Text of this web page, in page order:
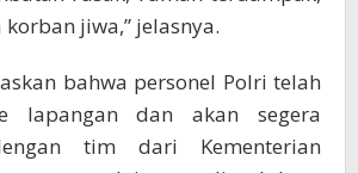
jiwa,” jelasnya.
bahwa personel Polri telah
lapangan dan akan segera
tim dari Kementerian